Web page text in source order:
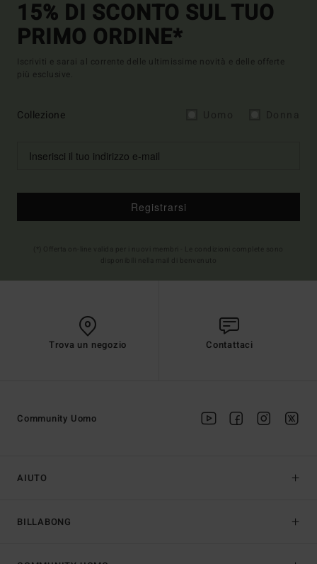
15% DI SCONTO SUL TUO
PRIMO ORDINE*
Iscriviti e sarai al corrente delle ultimissime novità e delle offerte
più esclusive.
Collezione
Registrarsi
Trova un negozio Contattaci
AIUTO
BILLABONG
Community Uomo